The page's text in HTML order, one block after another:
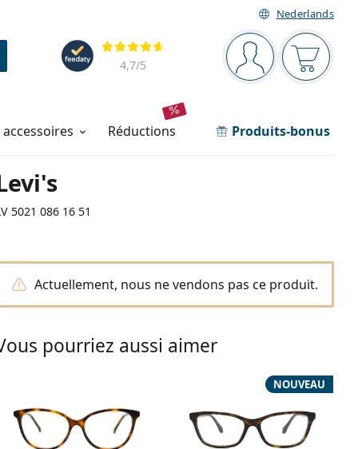
Nederlands
Barre de navigation
Vous êtesVotre
Évaluation
4,7/5
réductions Produits-bonus
5021 086 16 51
Actuellement, nous ne vendons pas ce produit.
pourriez aussi aimer
NOUVEAU